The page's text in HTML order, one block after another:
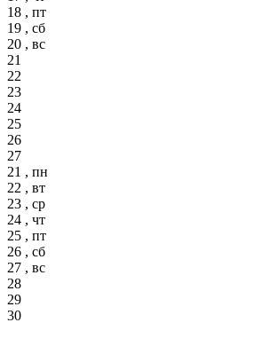
18 , пт
19 , сб
20 , вс
21
22
23
24
25
26
27
21 , пн
22 , вт
23 , ср
24 , чт
25 , пт
26 , сб
27 , вс
28
29
30